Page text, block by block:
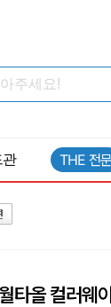
관 THE 전문
타올 컬러웨